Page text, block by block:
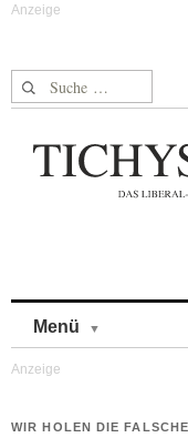
Suche nach:
Menü
WIR HOLEN DIE